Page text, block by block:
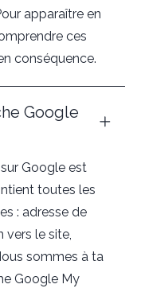
apparaître en
ces
conséquence.
Google
Google est
toutes les
: adresse de
vers le site,
sommes à ta
Google My